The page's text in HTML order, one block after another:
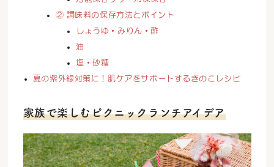
② 調味料の保存方法とポイント
しょうゆ・みりん・酢
油
塩・砂糖
夏の紫外線対策に！肌ケアをサポートするきのこレシピ
家族で楽しむピクニックランチアイデア